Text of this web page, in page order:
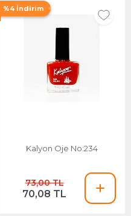
%4 İndirim
Kalyon Oje No:234
73,00 TL
70,08 TL